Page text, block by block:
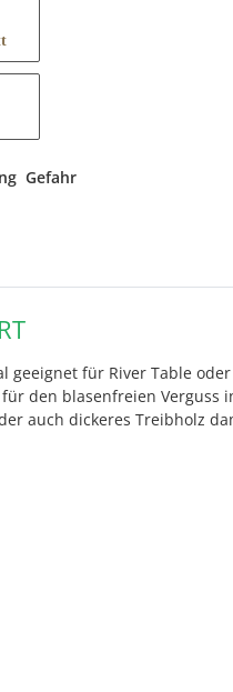
Gefahr
geeignet für River Table
den blasenfreien Verguss
auch dickeres Treibholz